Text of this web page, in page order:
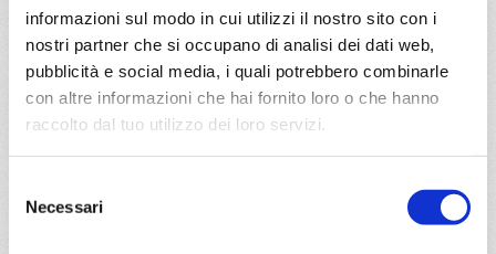
informazioni sul modo in cui utilizzi il nostro sito con i
nostri partner che si occupano di analisi dei dati web,
pubblicità e social media, i quali potrebbero combinarle
con altre informazioni che hai fornito loro o che hanno
raccolto dal tuo utilizzo dei loro servizi.
delNecessari
Mediterraneo 8 giorni
Cagliari, Napoli, Civitavecchia, Genova, Marsiglia,
Barcellona, Cagliari
08/09/2026
15/09/2026